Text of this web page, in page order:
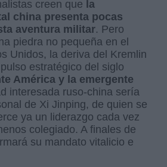
creen que la
china presenta pocas
aventura militar. Pero
piedra no pequeña en el
Unidos, la deriva del Kremlin
estratégico del siglo
América y la emergente
interesada ruso-china sería
de Xi Jinping, de quien se
ya un liderazgo cada vez
colegiado. A finales de
su mandato vitalicio e